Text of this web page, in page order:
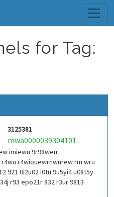
for Tag:
3125381
mwa0000039304101
imiewu 9r98weu
r4wiouewrnwnrew rm wru
921 0i2u02 i0tu 9u5yi4 u08t5y
r93 epo21r 832 r3ur 9813